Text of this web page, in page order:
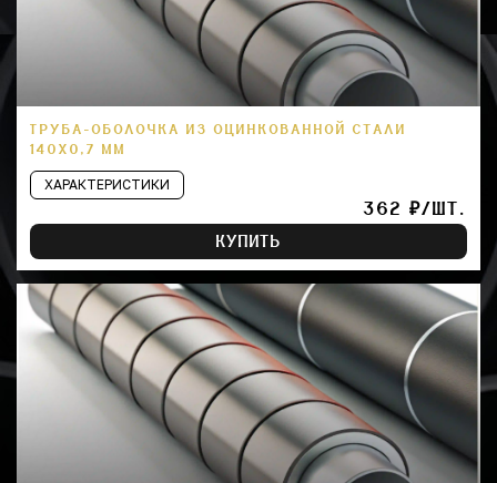
ТРУБА-ОБОЛОЧКА ИЗ ОЦИНКОВАННОЙ СТАЛИ
140Х0,7 ММ
ХАРАКТЕРИСТИКИ
362 ₽/ШТ.
КУПИТЬ